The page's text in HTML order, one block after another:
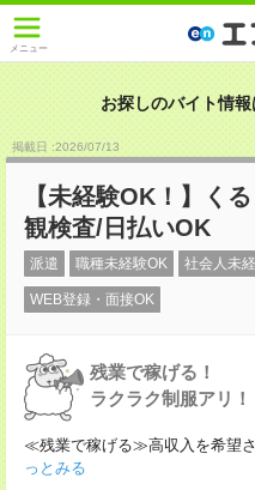
メニュー
お探しのバイト情報
掲載日 :2026/07/13
【未経験OK！】く
観検査/日払いOK
派遣 職種未経験OK 社会人未
WEB登録・面接OK
残業で稼げる！
ラクラク制服アリ！
≪残業で稼げる≫高収入を希望
っとみる